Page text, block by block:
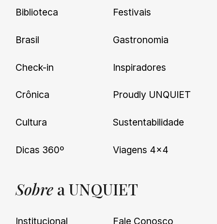
Biblioteca
Brasil
Check-in
Crônica
Cultura
Dicas 360º
Festivais
Gastronomia
Inspiradores
Proudly UNQUIET
Sustentabilidade
Viagens 4×4
Sobre a UNQUIET
Institucional Fale Conosco